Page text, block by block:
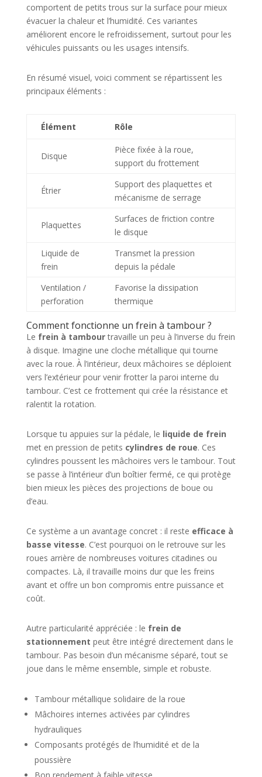
comportent de petits trous sur la surface pour mieux
évacuer la chaleur et l’humidité. Ces variantes
améliorent encore le refroidissement, surtout pour les
véhicules puissants ou les usages intensifs.
En résumé visuel, voici comment se répartissent les
principaux éléments :
Élément Rôle
Disque
Pièce fixée à la roue,
support du frottement
Étrier
Support des plaquettes et
mécanisme de serrage
Plaquettes
Surfaces de friction contre
le disque
Liquide de
frein
Transmet la pression
depuis la pédale
Ventilation /
perforation
Favorise la dissipation
thermique
Comment fonctionne un frein à tambour ?
Le frein à tambourtravaille un peu à l’inverse du frein
à disque. Imagine une cloche métallique qui tourne
avec la roue. À l’intérieur, deux mâchoires se déploient
vers l’extérieur pour venir frotter la paroi interne du
tambour. C’est ce frottement qui crée la résistance et
ralentit la rotation.
Lorsque tu appuies sur la pédale, le liquide de frein
met en pression de petits cylindres de roue. Ces
cylindres poussent les mâchoires vers le tambour. Tout
se passe à l’intérieur d’un boîtier fermé, ce qui protège
bien mieux les pièces des projections de boue ou
d’eau.
Ce système a un avantage concret : il reste efficace à
basse vitesse. C’est pourquoi on le retrouve sur les
roues arrière de nombreuses voitures citadines ou
compactes. Là, il travaille moins dur que les freins
avant et offre un bon compromis entre puissance et
coût.
Autre particularité appréciée : le frein de
stationnement peut être intégré directement dans le
tambour. Pas besoin d’un mécanisme séparé, tout se
joue dans le même ensemble, simple et robuste.
Tambour métallique solidaire de la roue
Mâchoires internes activées par cylindres
hydrauliques
Composants protégés de l’humidité et de la
poussière